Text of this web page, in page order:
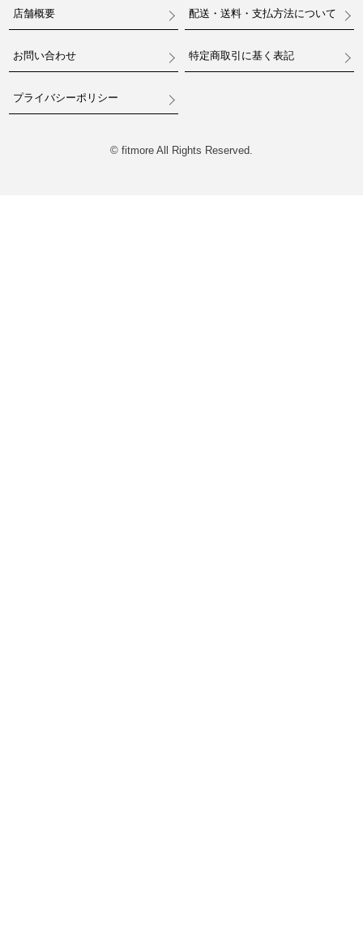
店舗概要 配送・送料・支払方法について
お問い合わせ 特定商取引に基く表記
プライバシーポリシー
© fitmore All Rights Reserved.